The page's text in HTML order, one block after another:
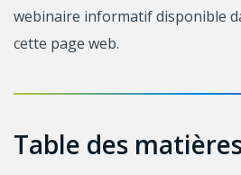
webinaire informatif disponible
cette page web.
Table des